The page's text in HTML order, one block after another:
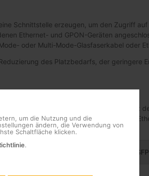
Schnittstelle erzeugen, um den Zugriff
Ethernet- und GPON-Geräten
oder Multi-Mode-Glasfaserkabel oder
des Platzbedarfs, der geringere
oder der Art
den SPFs und den verschiedenen
um die Nutzung und die
ändern, die Verwendung von
Schaltfläche klicken.
.